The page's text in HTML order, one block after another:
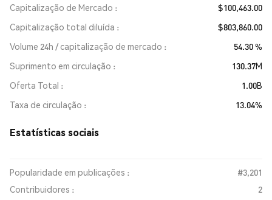
Capitalização de Mercado
$100,463.00
Capitalização total diluída
$803,860.00
Volume 24h / capitalização de mercado
54.30 %
Suprimento em circulação
130.37M
Oferta Total
1.00B
Taxa de circulação
13.04%
Estatísticas sociais
Popularidade em publicações :
#3,201
Contribuidores :
2